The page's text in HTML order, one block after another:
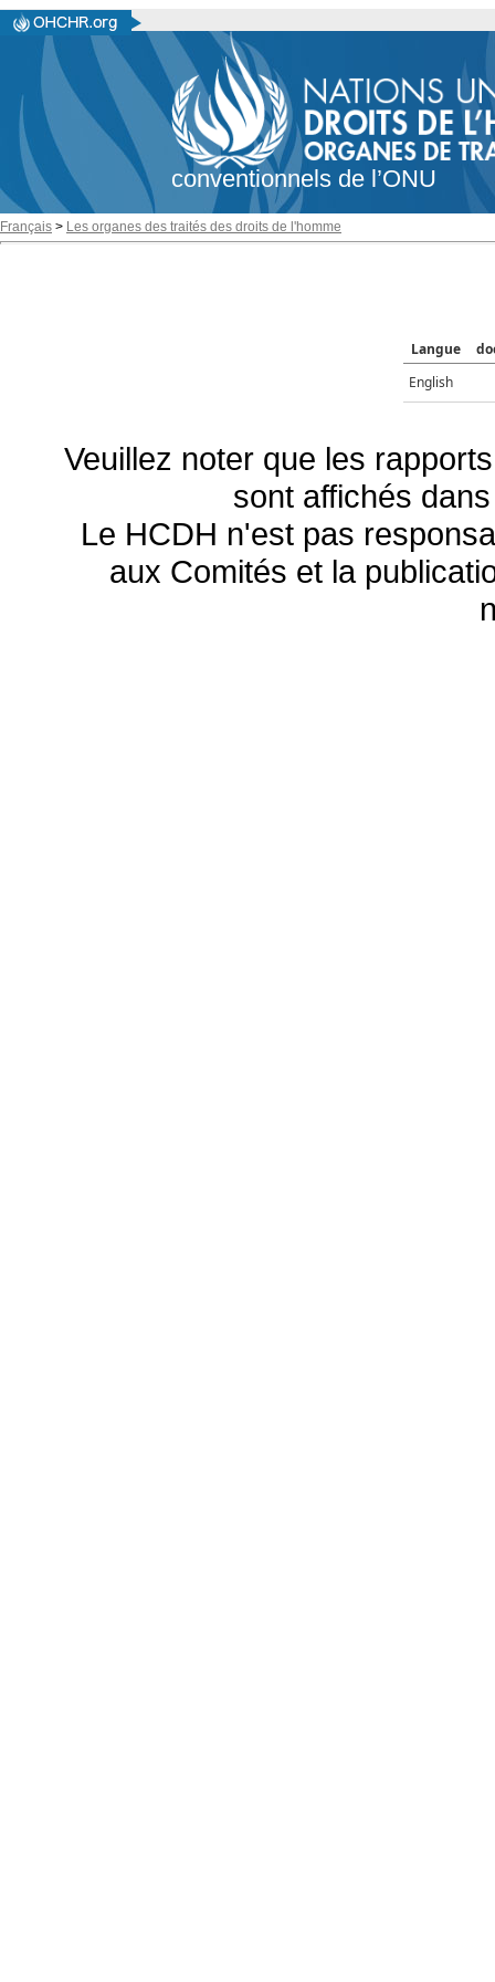
conventionnels de l’ONU
Français > Les organes des traités des droits de l'homme
Langue
English
Veuillez noter que les
sont affichés
Le HCDH n'est pas
aux Comités et la